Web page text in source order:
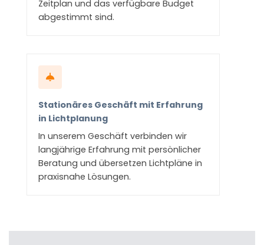
Zeitplan und das verfügbare Budget
abgestimmt sind.
Stationäres Geschäft mit Erfahrung
in Lichtplanung
In unserem Geschäft verbinden wir
langjährige Erfahrung mit persönlicher
Beratung und übersetzen Lichtpläne in
praxisnahe Lösungen.